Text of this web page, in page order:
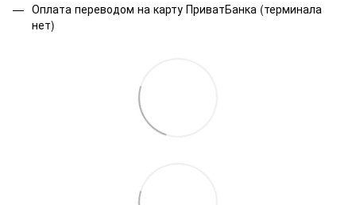
Оплата переводом на карту ПриватБанка (терминала
нет)